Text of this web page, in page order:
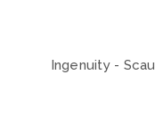
Ingenuity -